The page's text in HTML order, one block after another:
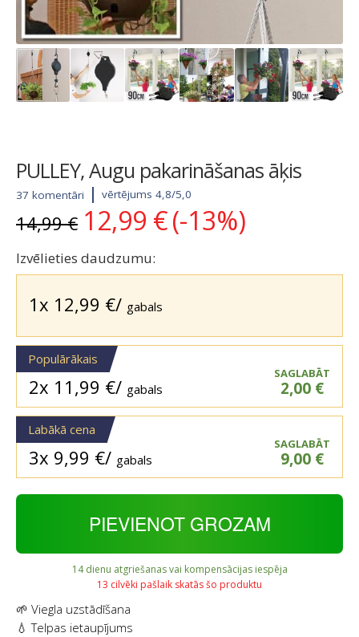
PULLEY, Augu pakarināšanas āķis
37 komentāri vērtējums 4,8/5,0
14,99€ Original
price
was:
14,99 €.
12,99 € Current
price
12,99 €.
(-13%)
Izvēlieties daudzumu:
1x 12,99 €/ gabals
Populārākais
2x 11,99 €/ gabals
SAGLABĀT
2,00 €
Labākā cena
3x 9,99 €/ gabals
SAGLABĀT
9,00 €
PIEVIENOT GROZAM
14 dienu atgriešanas vai kompensācijas iespēja
13 cilvēki pašlaik skatās šo produktu
🌱 Viegla uzstādīšana
💧 Telpas ietaupījums